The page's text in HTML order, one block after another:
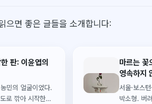
으면 좋은 글들을 소개합니다:
판: 이윤엽의
민의 얼굴이었다.
로 깎아 시작한
마르는 꽃
영속하지
서울·보스
박소형. 버